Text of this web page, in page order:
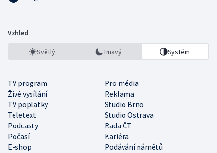
Vzhled
Světlý Tmavý Systém
TV program
Pro média
Živé vysílání
Reklama
TV poplatky
Studio Brno
Teletext
Studio Ostrava
Podcasty
Rada ČT
Počasí
Kariéra
E-shop
Podávání námětů